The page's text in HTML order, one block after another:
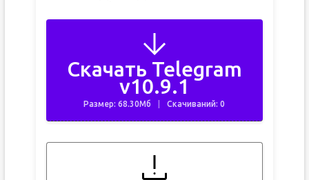
Скачать Telegram
v10.9.1
Размер: 68.30Мб Скачиваний: 0